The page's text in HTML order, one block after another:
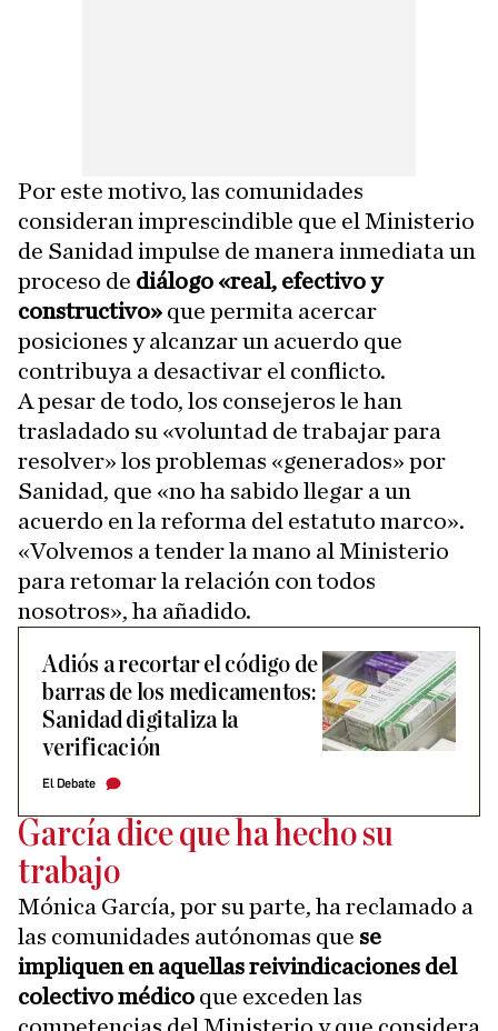
Por este motivo, las comunidades
consideran imprescindible que el Ministerio
de Sanidad impulse de manera inmediata un
proceso de diálogo «real, efectivo y
constructivo» que permita acercar
posiciones y alcanzar un acuerdo que
contribuya a desactivar el conflicto.
A pesar de todo, los consejeros le han
trasladado su «voluntad de trabajar para
resolver» los problemas «generados» por
Sanidad, que «no ha sabido llegar a un
acuerdo en la reforma del estatuto marco».
«Volvemos a tender la mano al Ministerio
para retomar la relación con todos
nosotros», ha añadido.
Adiós a recortar el código de
barras de los medicamentos:
Sanidad digitaliza la
verificación
El Debate
García dice que ha hecho su
trabajo
Mónica García, por su parte, ha reclamado a
las comunidades autónomas que se
impliquen en aquellas reivindicaciones del
colectivo médico que exceden las